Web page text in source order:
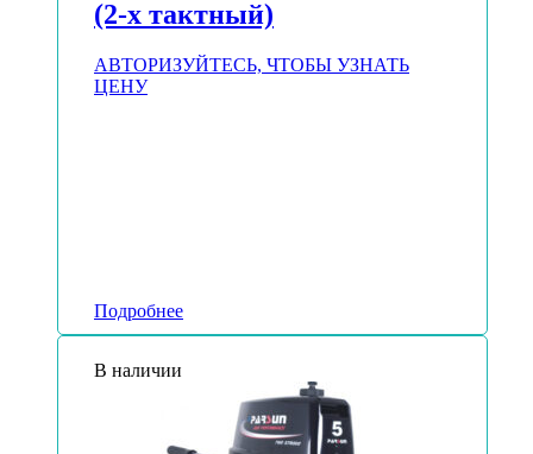
(2-х тактный)
АВТОРИЗУЙТЕСЬ, ЧТОБЫ УЗНАТЬ
ЦЕНУ
Подробнее
В наличии